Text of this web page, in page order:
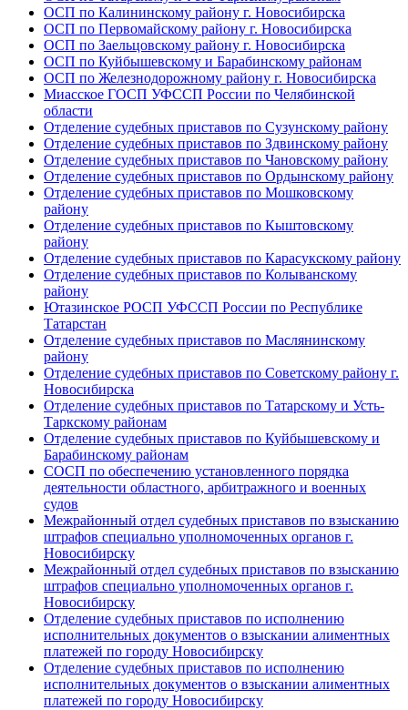
ОСП по Калининскому району г. Новосибирска
ОСП по Первомайскому району г. Новосибирска
ОСП по Заельцовскому району г. Новосибирска
ОСП по Куйбышевскому и Барабинскому районам
ОСП по Железнодорожному району г. Новосибирска
Миасское ГОСП УФССП России по Челябинской
области
Отделение судебных приставов по Сузунскому району
Отделение судебных приставов по Здвинскому району
Отделение судебных приставов по Чановскому району
Отделение судебных приставов по Ордынскому району
Отделение судебных приставов по Мошковскому
району
Отделение судебных приставов по Кыштовскому
району
Отделение судебных приставов по Карасукскому району
Отделение судебных приставов по Колыванскому
району
Ютазинское РОСП УФССП России по Республике
Татарстан
Отделение судебных приставов по Маслянинскому
району
Отделение судебных приставов по Советскому району г.
Новосибирска
Отделение судебных приставов по Татарскому и Усть-
Таркскому районам
Отделение судебных приставов по Куйбышевскому и
Барабинскому районам
СОСП по обеспечению установленного порядка
деятельности областного, арбитражного и военных
судов
Межрайонный отдел судебных приставов по взысканию
штрафов специально уполномоченных органов г.
Новосибирску
Межрайонный отдел судебных приставов по взысканию
штрафов специально уполномоченных органов г.
Новосибирску
Отделение судебных приставов по исполнению
исполнительных документов о взыскании алиментных
платежей по городу Новосибирску
Отделение судебных приставов по исполнению
исполнительных документов о взыскании алиментных
платежей по городу Новосибирску